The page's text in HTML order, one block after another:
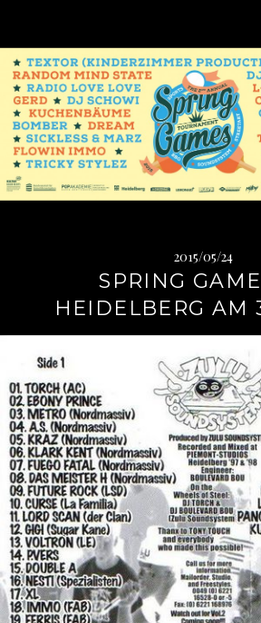
2015/05/24
SPRING
HEIDELBERG AM